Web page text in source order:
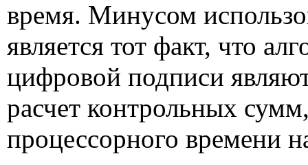
время. Минусом
является тот факт, что
цифровой подписи
расчет контрольных
процессорного времени